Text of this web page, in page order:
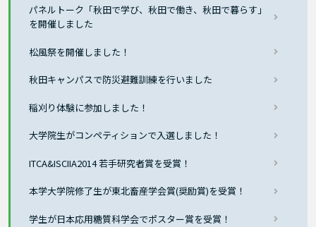
パネルトーク「秋田で学び、秋田で働き、秋田で暮らす」
を開催しました
松風祭を開催しました！
秋田キャンパスで防災避難訓練を行いました
稲刈り体験に参加しました！
大学院生がコンペティションで入選しました！
ITCA&ISCIIA2014 若手研究者賞を受賞！
本学大学院修了生が東北畜産学会賞(奨励賞)を受賞！
学生が日本応用糖質科学会でポスター賞を受賞！